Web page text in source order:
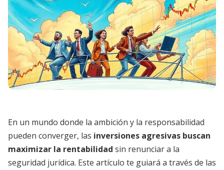
En un mundo donde la ambición y la responsabilidad
pueden converger, las inversiones agresivas buscan
maximizar la rentabilidad sin renunciar a la
seguridad jurídica. Este artículo te guiará a través de las